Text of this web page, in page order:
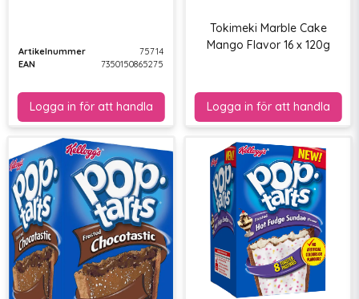
Artikelnummer
75714
EAN
7350150865275
Tokimeki Marble Cake
Mango Flavor 16 x 120g